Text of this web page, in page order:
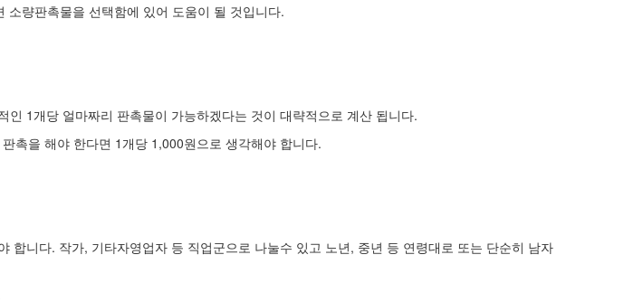
량판촉물을 선택함에 있어 도움이 될 것입니다.
1개당 얼마짜리 판촉물이 가능하겠다는 것이 대략적으로 계산 됩니다.
촉을 해야 한다면 1개당 1,000원으로 생각해야 합니다.
니다. 작가, 기타자영업자 등 직업군으로 나눌수 있고 노년, 중년 등 연령대로 또는 단순히 남자